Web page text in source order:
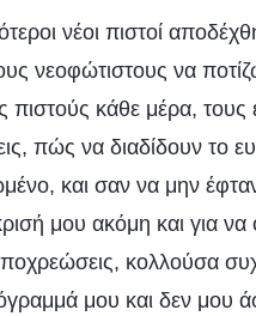
νέοι πιστοί
νεοφώτιστους να
πιστούς κάθε μέρα,
πώς να διαδίδουν το
και σαν να μην
μου ακόμη και για
κολλούσα
μου και δεν μου